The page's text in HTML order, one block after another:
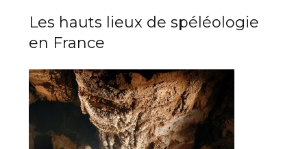
Les hauts lieux de spéléologie
en France